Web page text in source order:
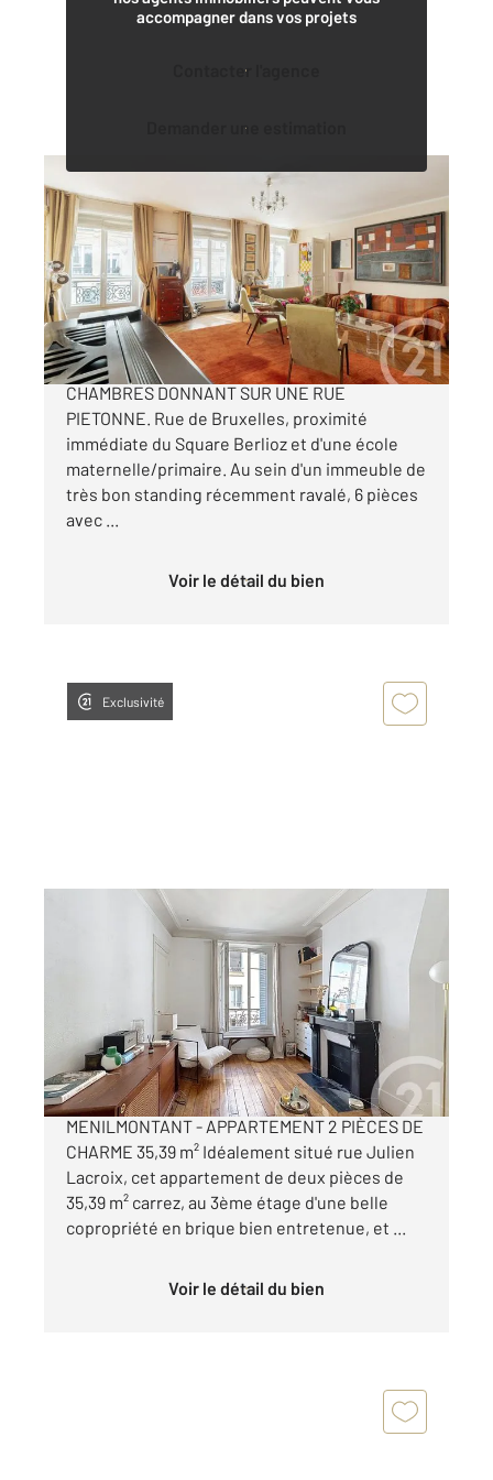
accompagner dans vos projets
Contacter l'agence
Demander une estimation
PARIS 75009
162,37 m2, 6 pièces
Ref : 2197
Appartement F6 à vendre
1 460 000 €
APPARTEMENT FAMILIAL AU CALME AVEC 4
CHAMBRES DONNANT SUR UNE RUE
PIETONNE. Rue de Bruxelles, proximité
immédiate du Square Berlioz et d'une école
maternelle/primaire. Au sein d'un immeuble de
très bon standing récemment ravalé, 6 pièces
avec ...
Voir le détail du bien
Exclusivité
PARIS 75020
, 2 pièces
Appartement T2 à vendre
340 000 €
RUE JULIEN LACROIX - QUARTIER
MENILMONTANT - APPARTEMENT 2 PIÈCES DE
CHARME 35,39 m² Idéalement situé rue Julien
Lacroix, cet appartement de deux pièces de
35,39 m² carrez, au 3ème étage d'une belle
copropriété en brique bien entretenue, et ...
Voir le détail du bien